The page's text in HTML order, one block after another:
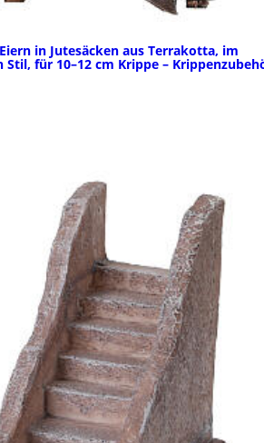
in Jutesäcken aus Terrakotta, im
Stil, für 10–12 cm Krippe –